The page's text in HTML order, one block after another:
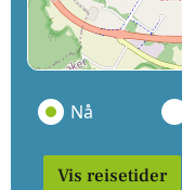
Nå
Vis reisetider